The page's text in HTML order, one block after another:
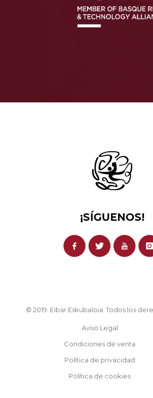
¡SÍGUENOS!
© 2019. Eibar Eskubaloia. Todos los
Aviso Legal
Condiciones de venta
Política de privacidad
Política de cookies